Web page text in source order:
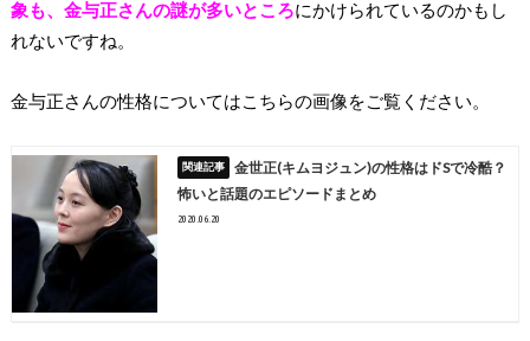
象も、金与正さんの謎が多いところにかけられているのかもし
れないですね。
金与正さんの性格についてはこちらの画像をご覧ください。
金世正(キムヨジュン)の性格はドSで冷酷？
怖いと話題のエピソードまとめ
2020.06.20